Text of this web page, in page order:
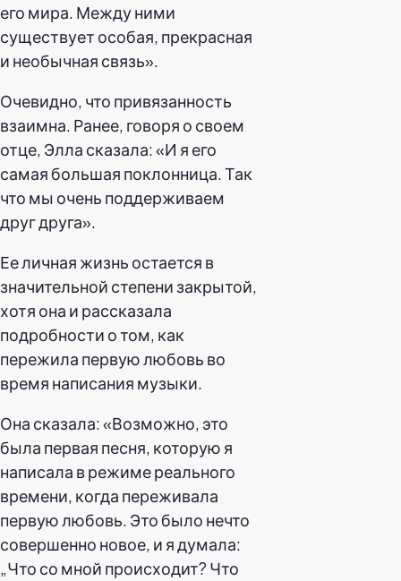
его мира. Между ними
существует особая, прекрасная
и необычная связь».
Очевидно, что привязанность
взаимна. Ранее, говоря о своем
отце, Элла сказала: «И я его
самая большая поклонница. Так
что мы очень поддерживаем
друг друга».
Ее личная жизнь остается в
значительной степени закрытой,
хотя она и рассказала
подробности о том, как
пережила первую любовь во
время написания музыки.
Она сказала: «Возможно, это
была первая песня, которую я
написала в режиме реального
времени, когда переживала
первую любовь. Это было нечто
совершенно новое, и я думала:
„Что со мной происходит? Что